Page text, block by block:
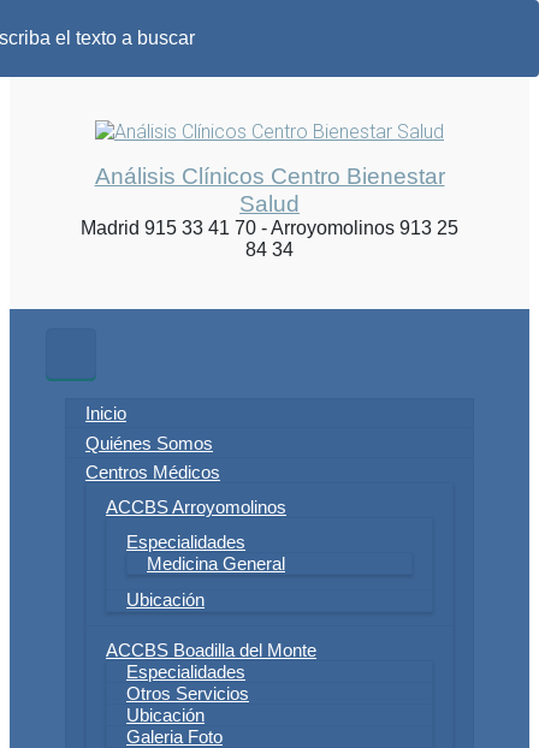
Análisis Clínicos Centro Bienestar
Salud
Madrid 915 33 41 70 - Arroyomolinos 913 25
84 34
Inicio
Quiénes Somos
Centros Médicos
ACCBS Arroyomolinos
Especialidades
Medicina General
Ubicación
ACCBS Boadilla del Monte
Especialidades
Otros Servicios
Ubicación
Galeria Foto